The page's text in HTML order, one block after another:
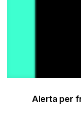
Alerta per